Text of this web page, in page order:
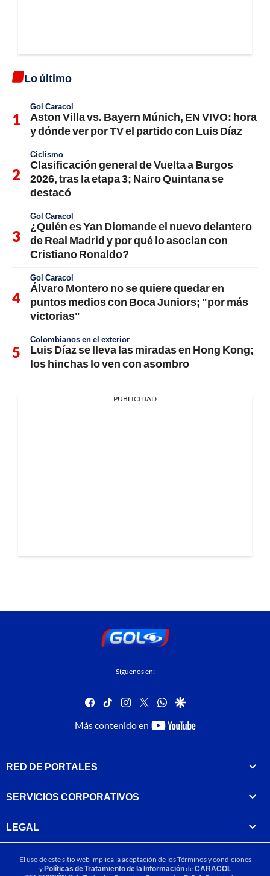
Lo último
Gol Caracol
Aston Villa vs. Bayern Múnich, EN VIVO: hora
y dónde ver por TV el partido con Luis Díaz
Ciclismo
Clasificación general de Vuelta a Burgos
2026, tras la etapa 3; Nairo Quintana se
destacó
Gol Caracol
¿Quién es Yan Diomande el nuevo delantero
de Real Madrid y por qué lo asocian con
Cristiano Ronaldo?
Gol Caracol
Álvaro Montero no se quiere quedar en
puntos medios con Boca Juniors; "por más
victorias"
Colombianos en el exterior
Luis Díaz se lleva las miradas en Hong Kong;
los hinchas lo ven con asombro
PUBLICIDAD
Síguenos en:
facebook
tiktok instagram
twitterwhatsapp
google
Más contenido en
youtube-
RED DE PORTALES
SERVICIOS CORPORATIVOS
LEGAL
El uso de este sitio web implica la aceptación de losTérminos y condiciones
yPolíticas de Tratamiento de la InformacióndeCARACOL